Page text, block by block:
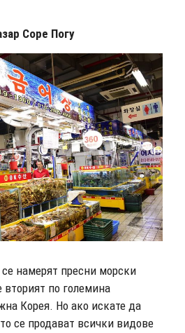
Соре Погу
намерят пресни морски
вторият по големина
Корея. Но ако искате да
се продават всички видове